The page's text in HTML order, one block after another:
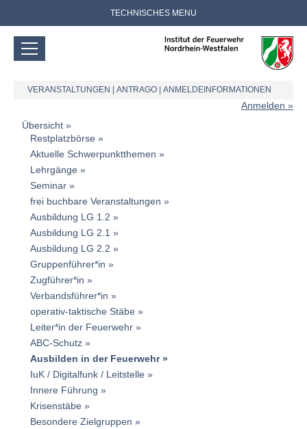
TECHNISCHES MENU
VERANSTALTUNGEN ANTRAGO ANMELDEINFORMATIONEN
Anmelden
Übersicht
Restplatzbörse
Aktuelle Schwerpunktthemen
Lehrgänge
Seminar
frei buchbare Veranstaltungen
Ausbildung LG 1.2
Ausbildung LG 2.1
Ausbildung LG 2.2
Gruppenführer*in
Zugführer*in
Verbandsführer*in
operativ-taktische Stäbe
Leiter*in der Feuerwehr
ABC-Schutz
Ausbilden in der Feuerwehr
IuK / Digitalfunk / Leitstelle
Innere Führung
Krisenstäbe
Besondere Zielgruppen